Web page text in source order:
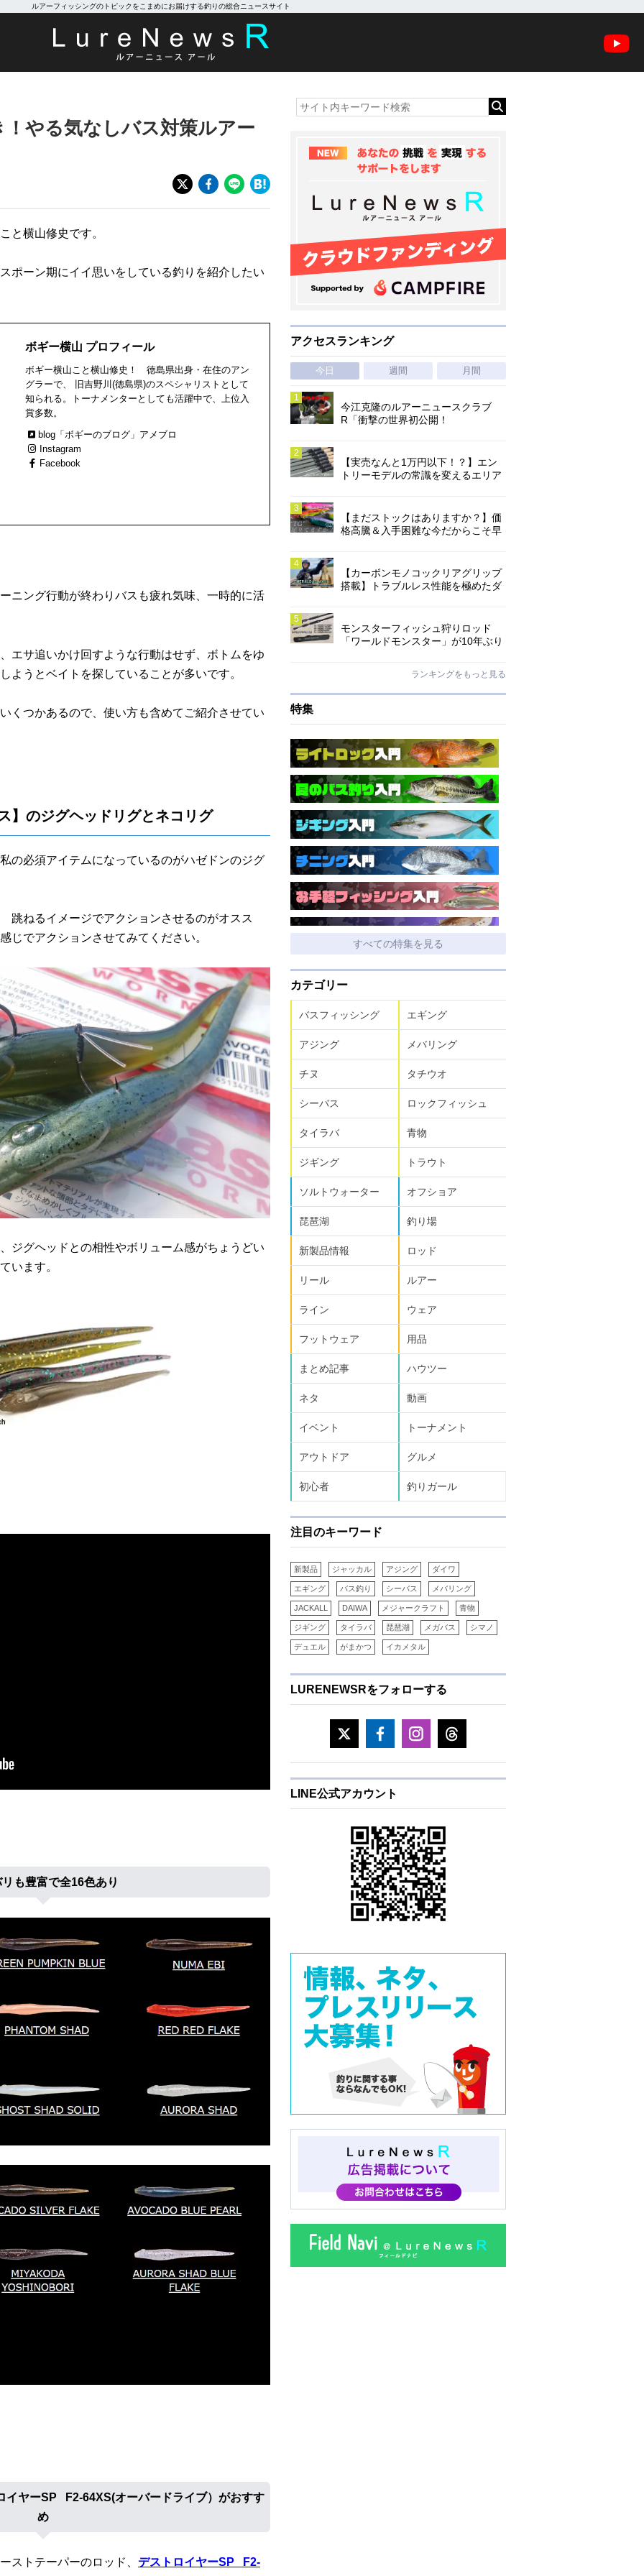
ルアーフィッシングのトピックをこまめにお届けする釣りの総合ニュースサイト
やる気なしバス対策ルアー
と横山修史です。
ポーン期にイイ思いをしている釣りを紹介したい
ボギー横山 プロフィール
ボギー横山こと横山修史！ 徳島県出身・在住のアン
グラーで、 旧吉野川(徳島県)のスペシャリストとして
知られる。トーナメンターとしても活躍中で、上位入
賞多数。
blog「ボギーのブログ」アメブロ
Instagram
Facebook
ニング行動が終わりバスも疲れ気味、一時的に活
エサ追いかけ回すような行動はせず、ボトムをゆ
ようとベイトを探していることが多いです。
くつかあるので、使い方も含めてご紹介させてい
】のジグヘッドリグとネコリグ
の必須アイテムになっているのがハゼドンのジグ
ねるイメージでアクションさせるのがオスス
じでアクションさせてみてください。
ジグヘッドとの相性やボリューム感がちょうどい
います。
も豊富で全16色あり
イヤーSP F2-64XS(オーバードライブ）がおすす
め
ストテーパーのロッド、 デストロイヤーSP F2-
アクセスランキング
今日 週間 月間
今江克隆のルアーニュースクラブ
R「衝撃の世界初公開！
【実売なんと1万円以下！？】エン
トリーモデルの常識を変えるエリア
【まだストックはありますか？】価
格高騰＆入手困難な今だからこそ早
【カーボンモノコックリアグリップ
搭載】トラブルレス性能を極めたダ
モンスターフィッシュ狩りロッド
「ワールドモンスター」が10年ぶり
ランキングをもっと見る
特集
すべての特集を見る
カテゴリー
バスフィッシング エギング
アジング メバリング
チヌ タチウオ
シーバス ロックフィッシュ
タイラバ 青物
ジギング トラウト
ソルトウォーター オフショア
琵琶湖 釣り場
新製品情報 ロッド
リール ルアー
ライン ウェア
フットウェア 用品
まとめ記事 ハウツー
ネタ 動画
イベント トーナメント
アウトドア グルメ
初心者 釣りガール
注目のキーワード
新製品 ジャッカル アジング ダイワ
エギング バス釣り シーバス メバリング
JACKALL DAIWA メジャークラフト 青物
ジギング タイラバ 琵琶湖 メガバス シマノ
デュエル がまかつ イカメタル
LURENEWSRをフォローする
LINE公式アカウント